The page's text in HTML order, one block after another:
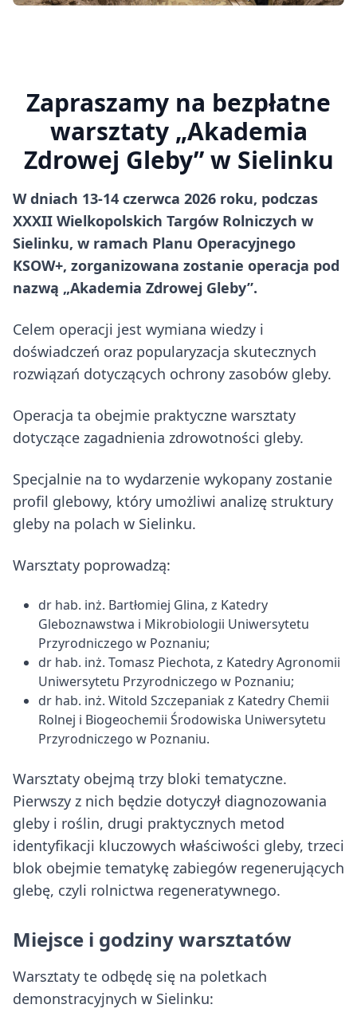
Zapraszamy na bezpłatne
warsztaty „Akademia
Zdrowej Gleby” w Sielinku
W dniach 13-14 czerwca 2026 roku, podczas
XXXII Wielkopolskich Targów Rolniczych w
Sielinku, w ramach Planu Operacyjnego
KSOW+, zorganizowana zostanie operacja pod
nazwą „Akademia Zdrowej Gleby”.
Celem operacji jest wymiana wiedzy i
doświadczeń oraz popularyzacja skutecznych
rozwiązań dotyczących ochrony zasobów gleby.
Operacja ta obejmie praktyczne warsztaty
dotyczące zagadnienia zdrowotności gleby.
Specjalnie na to wydarzenie wykopany zostanie
profil glebowy, który umożliwi analizę struktury
gleby na polach w Sielinku.
Warsztaty poprowadzą:
dr hab. inż. Bartłomiej Glina, z Katedry
Gleboznawstwa i Mikrobiologii Uniwersytetu
Przyrodniczego w Poznaniu;
dr hab. inż. Tomasz Piechota, z Katedry Agronomii
Uniwersytetu Przyrodniczego w Poznaniu;
dr hab. inż. Witold Szczepaniak z Katedry Chemii
Rolnej i Biogeochemii Środowiska Uniwersytetu
Przyrodniczego w Poznaniu.
Warsztaty obejmą trzy bloki tematyczne.
Pierwszy z nich będzie dotyczył diagnozowania
gleby i roślin, drugi praktycznych metod
identyfikacji kluczowych właściwości gleby, trzeci
blok obejmie tematykę zabiegów regenerujących
glebę, czyli rolnictwa regeneratywnego.
Miejsce i godziny warsztatów
Warsztaty te odbędę się na poletkach
demonstracyjnych w Sielinku: